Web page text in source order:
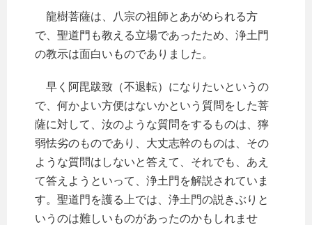
龍樹菩薩は、八宗の祖師とあがめられる方
で、聖道門も教える立場であったため、浄土門
の教示は面白いものでありました。
早く阿毘跋致（不退転）になりたいというの
で、何かよい方便はないかという質問をした菩
薩に対して、汝のような質問をするものは、獰
弱怯劣のものであり、大丈志幹のものは、その
ような質問はしないと答えて、それでも、あえ
て答えようといって、浄土門を解説されていま
す。聖道門を護る上では、浄土門の説きぶりと
いうのは難しいものがあったのかもしれませ